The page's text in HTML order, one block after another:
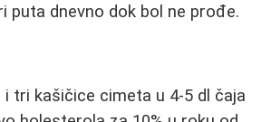
puta dnevno dok bol ne prođe.
i tri kašičice cimeta u 4-5 dl čaja